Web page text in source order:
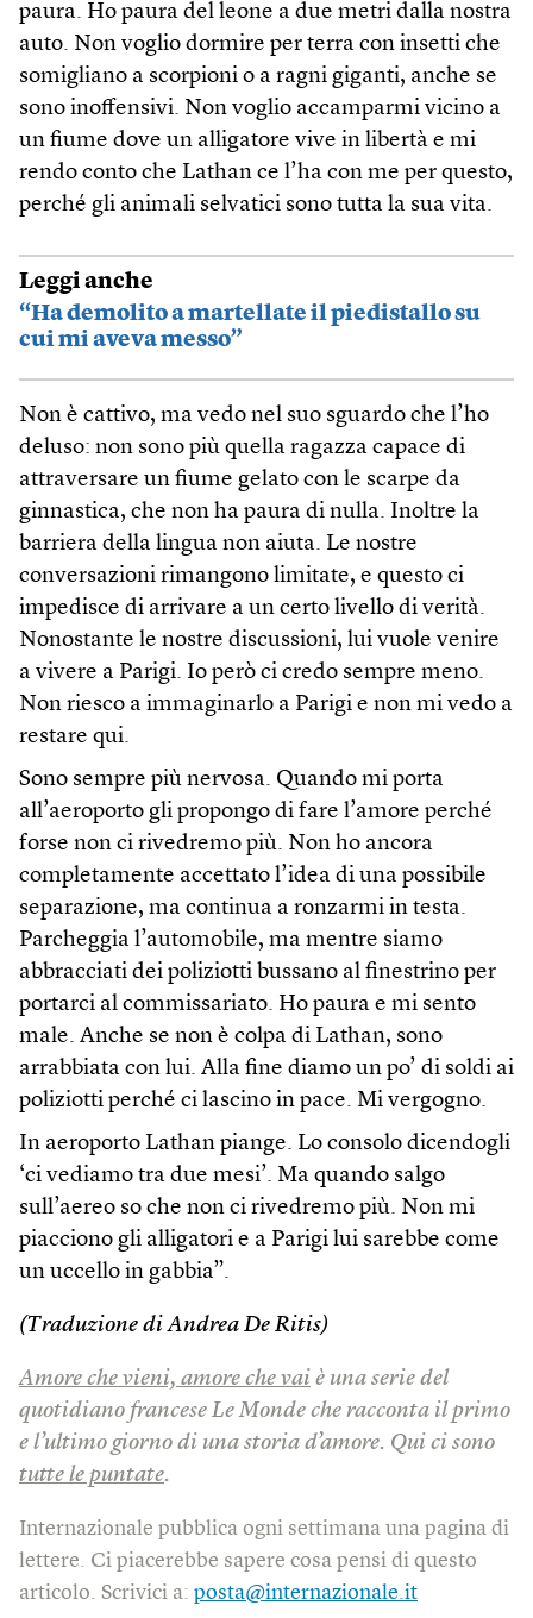
paura. Ho paura del leone a due metri dalla nostra
auto. Non voglio dormire per terra con insetti che
somigliano a scorpioni o a ragni giganti, anche se
sono inoffensivi. Non voglio accamparmi vicino a
un fiume dove un alligatore vive in libertà e mi
rendo conto che Lathan ce l’ha con me per questo,
perché gli animali selvatici sono tutta la sua vita.
Leggi anche
“Ha demolito a martellate il piedistallo su
cui mi aveva messo”
Non è cattivo, ma vedo nel suo sguardo che l’ho
deluso: non sono più quella ragazza capace di
attraversare un fiume gelato con le scarpe da
ginnastica, che non ha paura di nulla. Inoltre la
barriera della lingua non aiuta. Le nostre
conversazioni rimangono limitate, e questo ci
impedisce di arrivare a un certo livello di verità.
Nonostante le nostre discussioni, lui vuole venire
a vivere a Parigi. Io però ci credo sempre meno.
Non riesco a immaginarlo a Parigi e non mi vedo a
restare qui.
Sono sempre più nervosa. Quando mi porta
all’aeroporto gli propongo di fare l’amore perché
forse non ci rivedremo più. Non ho ancora
completamente accettato l’idea di una possibile
separazione, ma continua a ronzarmi in testa.
Parcheggia l’automobile, ma mentre siamo
abbracciati dei poliziotti bussano al finestrino per
portarci al commissariato. Ho paura e mi sento
male. Anche se non è colpa di Lathan, sono
arrabbiata con lui. Alla fine diamo un po’ di soldi ai
poliziotti perché ci lascino in pace. Mi vergogno.
In aeroporto Lathan piange. Lo consolo dicendogli
‘ci vediamo tra due mesi’. Ma quando salgo
sull’aereo so che non ci rivedremo più. Non mi
piacciono gli alligatori e a Parigi lui sarebbe come
un uccello in gabbia”.
(Traduzione di Andrea De Ritis)
Amore che vieni, amore che vai è una serie del
quotidiano francese Le Monde che racconta il primo
e l’ultimo giorno di una storia d’amore. Qui ci sono
tutte le puntate.
Internazionale pubblica ogni settimana una pagina di
lettere. Ci piacerebbe sapere cosa pensi di questo
articolo. Scrivici a: posta@internazionale.it